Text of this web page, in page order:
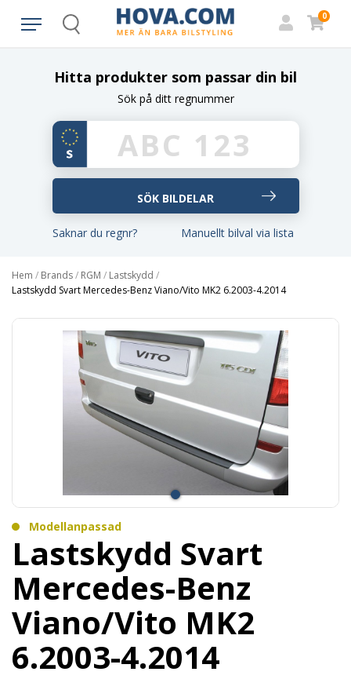
Search
0
Hitta produkter som passar din bil
Sök på ditt regnummer
Saknar du regnr? Manuellt bilval via lista
Hem / Brands/ RGM / Lastskydd /
Lastskydd Svart Mercedes-Benz Viano/Vito MK2 6.2003-4.2014
Modellanpassad
Lastskydd Svart
Mercedes-Benz
Viano/Vito MK2
6.2003-4.2014